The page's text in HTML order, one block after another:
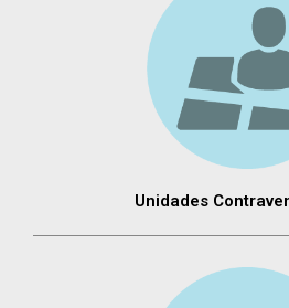
Unidades